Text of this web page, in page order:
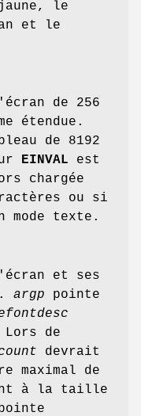
le
et le
de 256
étendue.
de 8192
EINVAL est
chargée
ou si
mode texte.
et ses
argp pointe
de
devrait
maximal de
à la taille